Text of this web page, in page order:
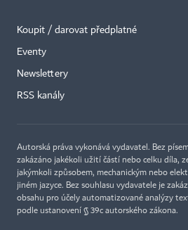
Koupit / darovat předplatné
Eventy
Newslettery
RSS kanály
Autorská práva vykonává vydavatel. Bez
zakázáno jakékoli užití částí nebo celku díla,
jakýmkoli způsobem, mechanickým nebo
jiném jazyce. Bez souhlasu vydavatele je
obsahu pro účely automatizované analýzy
podle ustanovení § 39c autorského zákona.